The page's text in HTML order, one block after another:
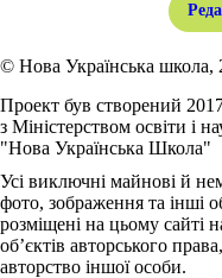
© Нова Українська школа,
Проект був створений
з Міністерством освіти і
"Нова Українська Школа"
Усі виключні майнові й
фото, зображення та інші
розміщені на цьому сайті
об’єктів авторського
авторство іншої особи.